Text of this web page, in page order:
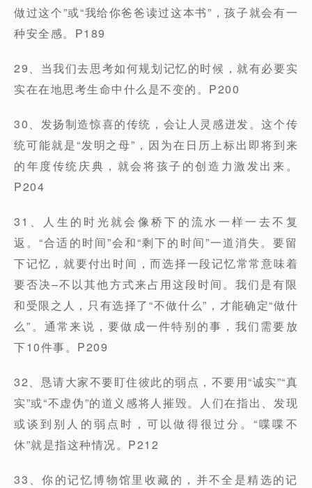
做过这个”或“我给你爸爸读过这本书”，孩子就会有一
种安全感。P189
29、当我们去思考如何规划记忆的时候，就有必要实
实在在地思考生命中什么是不变的。P200
30、发扬制造惊喜的传统，会让人灵感迸发。这个传
统可能就是“发明之母”，因为在日历上标出即将到来
的年度传统庆典，就会将孩子的创造力激发出来。
P204
31、人生的时光就会像桥下的流水一样一去不复
返。“合适的时间”会和“剩下的时间”一道消失。要留
下记忆，就要付出时间，而选择一段记忆常常意味着
要否决–不以其他方式来占用这段时间。我们是有限
和受限之人，只有选择了“不做什么”，才能确定“做什
么”。通常来说，要做成一件特别的事，我们需要放
下10件事。P209
32、恳请大家不要盯住彼此的弱点，不要用“诚实”“真
实”或“不虚伪”的道义感将人摧毁。人们在指出、发现
或谈到别人的弱点时，可以做得很过分。“喋喋不
休”就是指这种情况。P212
33、你的记忆博物馆里收藏的，并不全是精选的记